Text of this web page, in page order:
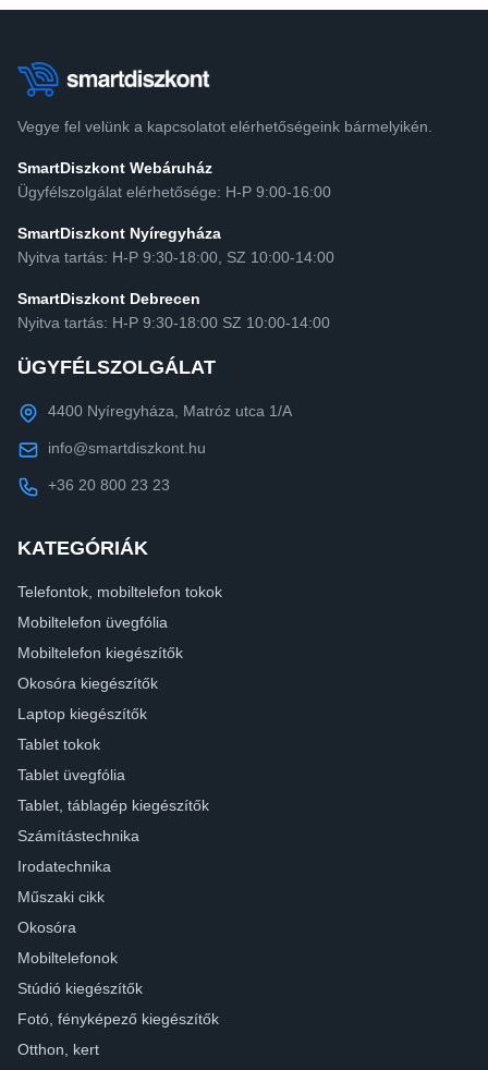
Vegye fel velünk a kapcsolatot elérhetőségeink bármelyikén.
SmartDiszkont Webáruház
Ügyfélszolgálat elérhetősége: H-P 9:00-16:00
SmartDiszkont Nyíregyháza
Nyitva tartás: H-P 9:30-18:00, SZ 10:00-14:00
SmartDiszkont Debrecen
Nyitva tartás: H-P 9:30-18:00 SZ 10:00-14:00
ÜGYFÉLSZOLGÁLAT
4400 Nyíregyháza, Matróz utca 1/A
info@smartdiszkont.hu
+36 20 800 23 23
KATEGÓRIÁK
Telefontok, mobiltelefon tokok
Mobiltelefon üvegfólia
Mobiltelefon kiegészítők
Okosóra kiegészítők
Laptop kiegészítők
Tablet tokok
Tablet üvegfólia
Tablet, táblagép kiegészítők
Számítástechnika
Irodatechnika
Műszaki cikk
Okosóra
Mobiltelefonok
Stúdió kiegészítők
Fotó, fényképező kiegészítők
Otthon, kert